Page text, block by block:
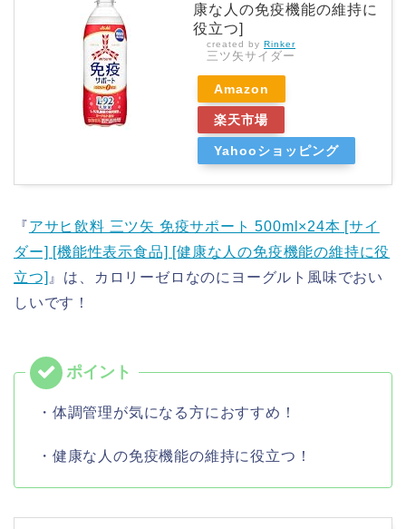
康な人の免疫機能の維持に
役立つ]
created by Rinker
三ツ矢サイダー
Amazon
楽天市場
Yahooショッピング
『アサヒ飲料 三ツ矢 免疫サポート 500ml×24本 [サイ
ダー] [機能性表示食品] [健康な人の免疫機能の維持に役
立つ] 』は、カロリーゼロなのにヨーグルト風味でおい
しいです！
・体調管理が気になる方におすすめ！
・健康な人の免疫機能の維持に役立つ！